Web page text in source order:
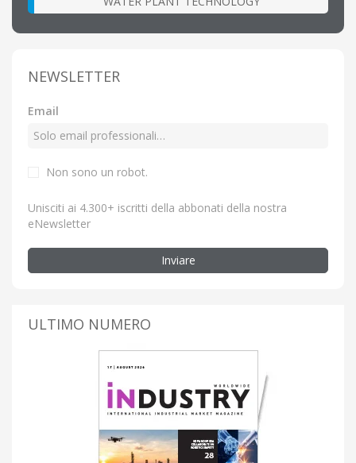
NEWSLETTER
Email
Non sono un robot.
Unisciti ai 4.300+ iscritti della abbonati della nostra
eNewsletter
Inviare
ULTIMO NUMERO